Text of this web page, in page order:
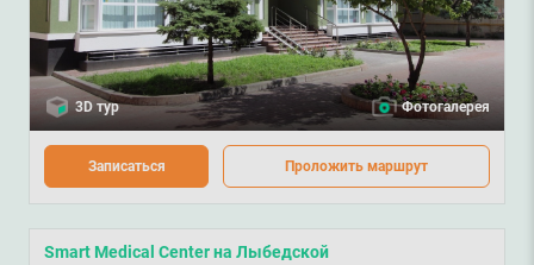
3D тур Фотогалерея
Записаться Проложить маршрут
Smart Medical Center на Лыбедской